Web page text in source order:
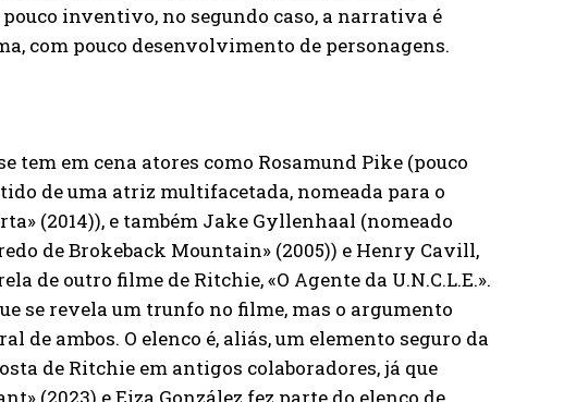
inventivo, no segundo caso, a narrativa é
com pouco desenvolvimento de personagens.
tem em cena atores como Rosamund Pike (pouco
de uma atriz multifacetada, nomeada para o
(2014)), e também Jake Gyllenhaal (nomeado
de Brokeback Mountain» (2005)) e Henry Cavill,
de outro filme de Ritchie, «O Agente da U.N.C.L.E.».
se revela um trunfo no filme, mas o argumento
de ambos. O elenco é, aliás, um elemento seguro da
de Ritchie em antigos colaboradores, já que
(2023) e Eiza González fez parte do elenco de